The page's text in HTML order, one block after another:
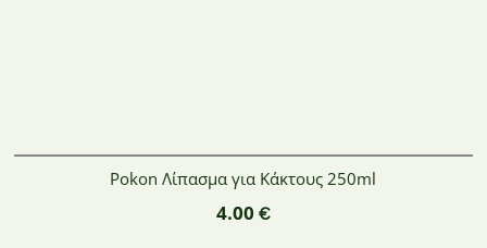
Pokon Λίπασμα για Κάκτους 250ml
4.00 €